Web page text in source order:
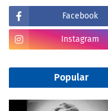
Facebook
Instagram
Popular